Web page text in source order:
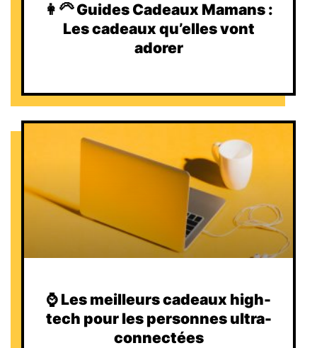
👩‍🦳 Guides Cadeaux Mamans :
Les cadeaux qu’elles vont
adorer
⌚️ Les meilleurs cadeaux high-
tech pour les personnes ultra-
connectées